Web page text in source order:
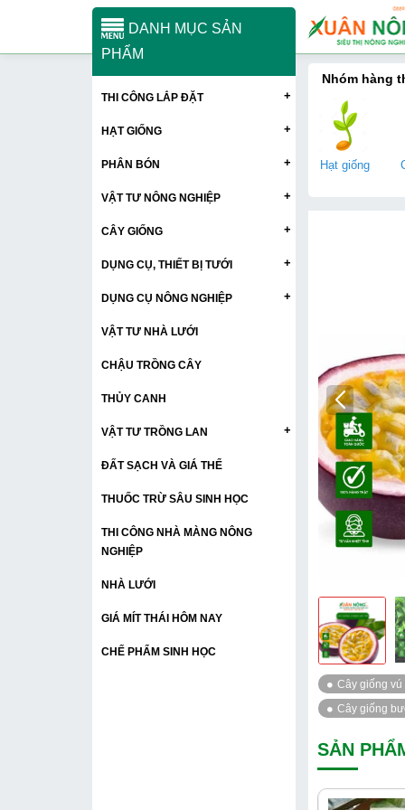
Nhóm hàng
Hạt giống
SẢN
DANH MỤC SẢN
PHẨM
THI CÔNG LẮP ĐẶT +
HẠT GIỐNG +
PHÂN BÓN +
VẬT TƯ NÔNG NGHIỆP +
CÂY GIỐNG +
DỤNG CỤ, THIẾT BỊ TƯỚI +
DỤNG CỤ NÔNG NGHIỆP +
VẬT TƯ NHÀ LƯỚI
CHẬU TRỒNG CÂY
THỦY CANH
VẬT TƯ TRỒNG LAN +
ĐẤT SẠCH VÀ GIÁ THỂ
THUỐC TRỪ SÂU SINH HỌC
THI CÔNG NHÀ MÀNG NÔNG
NGHIỆP
NHÀ LƯỚI
GIÁ MÍT THÁI HÔM NAY
CHẾ PHẨM SINH HỌC